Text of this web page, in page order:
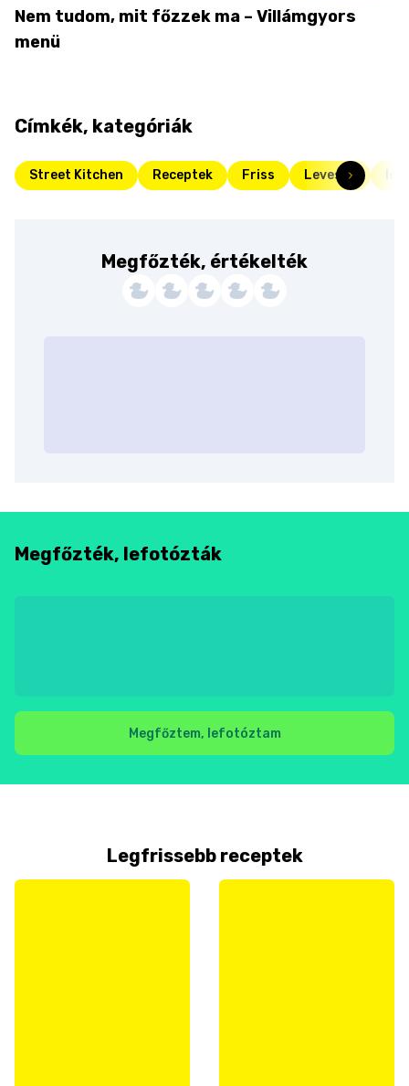
Nem tudom, mit főzzek ma – Villámgyors
menü
Címkék, kategóriák
Street Kitchen Receptek Friss Levesek
Megfőzték, értékelték
Megfőzték, lefotózták
Megfőztem, lefotóztam
Legfrissebb receptek